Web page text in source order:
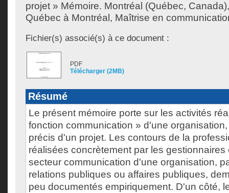
projet » Mémoire. Montréal (Québec,
Québec à Montréal, Maîtrise en
Fichier(s) associé(s) à ce document :
PDF
Télécharger (2MB)
Résumé
Le présent mémoire porte sur les activités
fonction communication » d'une
précis d'un projet. Les contours de la
réalisées concrètement par les gestionnaires
secteur communication d'une organisation,
relations publiques ou affaires publiques,
peu documentés empiriquement. D'un côté,